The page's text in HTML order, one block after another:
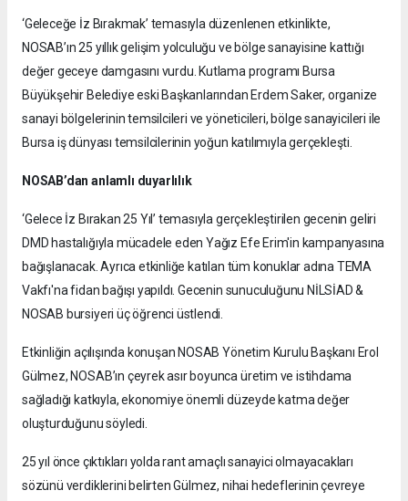
‘Geleceğe İz Bırakmak’ temasıyla düzenlenen etkinlikte,
NOSAB’ın 25 yıllık gelişim yolculuğu ve bölge sanayisine kattığı
değer geceye damgasını vurdu. Kutlama programı Bursa
Büyükşehir Belediye eski Başkanlarından Erdem Saker, organize
sanayi bölgelerinin temsilcileri ve yöneticileri, bölge sanayicileri ile
Bursa iş dünyası temsilcilerinin yoğun katılımıyla gerçekleşti.
NOSAB’dan anlamlı duyarlılık
‘Gelece İz Bırakan 25 Yıl’ temasıyla gerçekleştirilen gecenin geliri
DMD hastalığıyla mücadele eden Yağız Efe Erim'in kampanyasına
bağışlanacak. Ayrıca etkinliğe katılan tüm konuklar adına TEMA
Vakfı'na fidan bağışı yapıldı. Gecenin sunuculuğunu NİLSİAD &
NOSAB bursiyeri üç öğrenci üstlendi.
Etkinliğin açılışında konuşan NOSAB Yönetim Kurulu Başkanı Erol
Gülmez, NOSAB’ın çeyrek asır boyunca üretim ve istihdama
sağladığı katkıyla, ekonomiye önemli düzeyde katma değer
oluşturduğunu söyledi.
25 yıl önce çıktıkları yolda rant amaçlı sanayici olmayacakları
sözünü verdiklerini belirten Gülmez, nihai hedeflerinin çevreye